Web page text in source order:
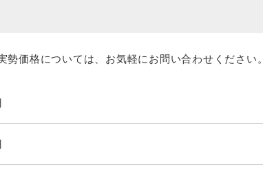
価格については、お気軽にお問い合わせください。